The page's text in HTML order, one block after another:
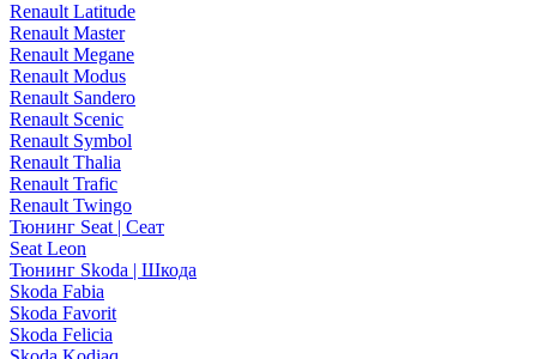
Renault Latitude
Renault Master
Renault Megane
Renault Modus
Renault Sandero
Renault Scenic
Renault Symbol
Renault Thalia
Renault Trafic
Renault Twingo
Тюнинг Seat | Сеат
Seat Leon
Тюнинг Skoda | Шкода
Skoda Fabia
Skoda Favorit
Skoda Felicia